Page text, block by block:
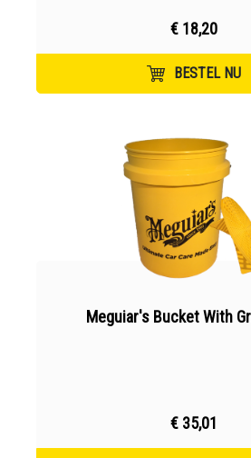
€ 18,20
BESTEL NU
Meguiar's Bucket With
€ 35,01